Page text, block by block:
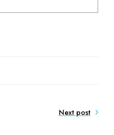
Next post